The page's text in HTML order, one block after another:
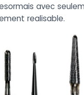
avec
realisable.